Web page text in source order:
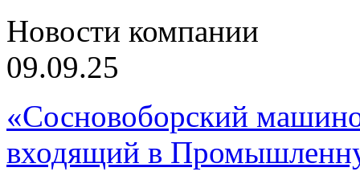
Новости компании
09.09.25
«Сосновоборский
входящий в